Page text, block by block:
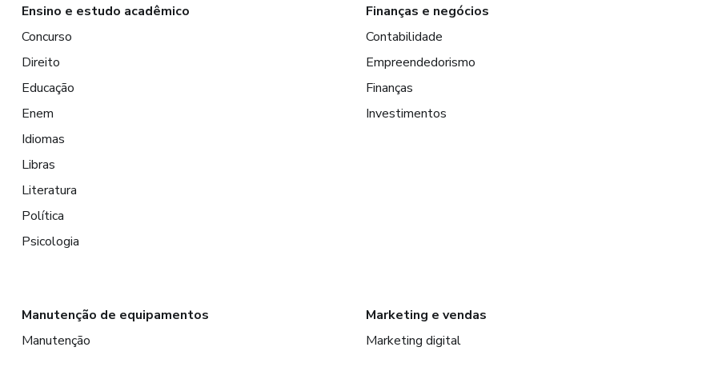
Ensino e estudo acadêmico
Concurso
Direito
Educação
Enem
Idiomas
Libras
Literatura
Política
Psicologia
Finanças e negócios
Contabilidade
Empreendedorismo
Finanças
Investimentos
Manutenção de equipamentos
Manutenção
Marketing e vendas
Marketing digital